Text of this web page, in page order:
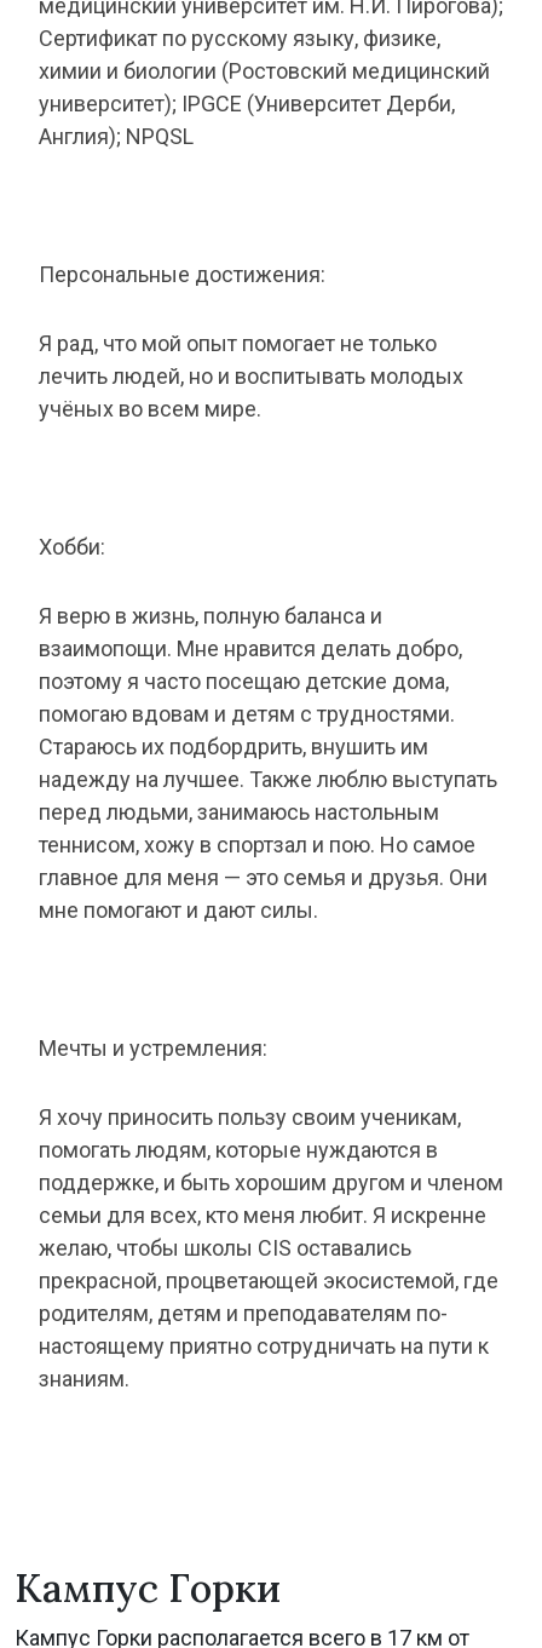
медицинский университет им. Н.И. Пирогова);
Сертификат по русскому языку, физике,
химии и биологии (Ростовский медицинский
университет); IPGCE (Университет Дерби,
Англия); NPQSL
Персональные достижения:
Я рад, что мой опыт помогает не только
лечить людей, но и воспитывать молодых
учёных во всем мире.
Хобби:
Я верю в жизнь, полную баланса и
взаимопощи. Мне нравится делать добро,
поэтому я часто посещаю детские дома,
помогаю вдовам и детям с трудностями.
Стараюсь их подбордрить, внушить им
надежду на лучшее. Также люблю выступать
перед людьми, занимаюсь настольным
теннисом, хожу в спортзал и пою. Но самое
главное для меня — это семья и друзья. Они
мне помогают и дают силы.
Мечты и устремления:
Я хочу приносить пользу своим ученикам,
помогать людям, которые нуждаются в
поддержке, и быть хорошим другом и членом
семьи для всех, кто меня любит. Я искренне
желаю, чтобы школы CIS оставались
прекрасной, процветающей экосистемой, где
родителям, детям и преподавателям по-
настоящему приятно сотрудничать на пути к
знаниям.
Кампус Горки
Кампус Горки располагается всего в 17 км от